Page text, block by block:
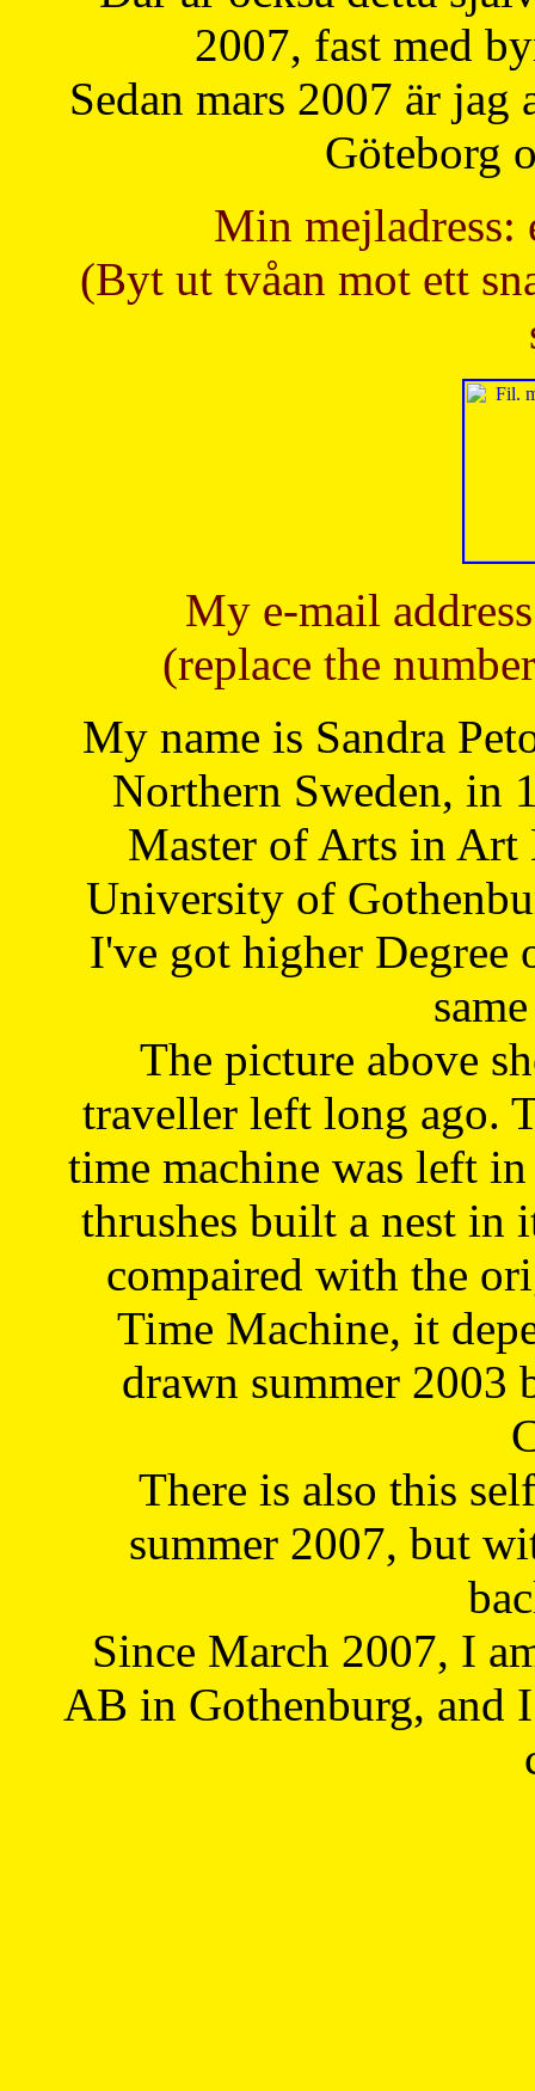
2007, fast med
Sedan mars 2007 är
Göteborg
Min mejladress:
(Byt ut tvåan mot ett
My e-mail
(replace the
My name is Sandra
Northern Sweden, in
Master of Arts in Art
University of
I've got higher Degree
The picture above
traveller left long ago.
time machine was left
thrushes built a nest in
compaired with the
Time Machine, it
drawn summer 2003
There is also this
summer 2007, but
Since March 2007, I
AB in Gothenburg, and